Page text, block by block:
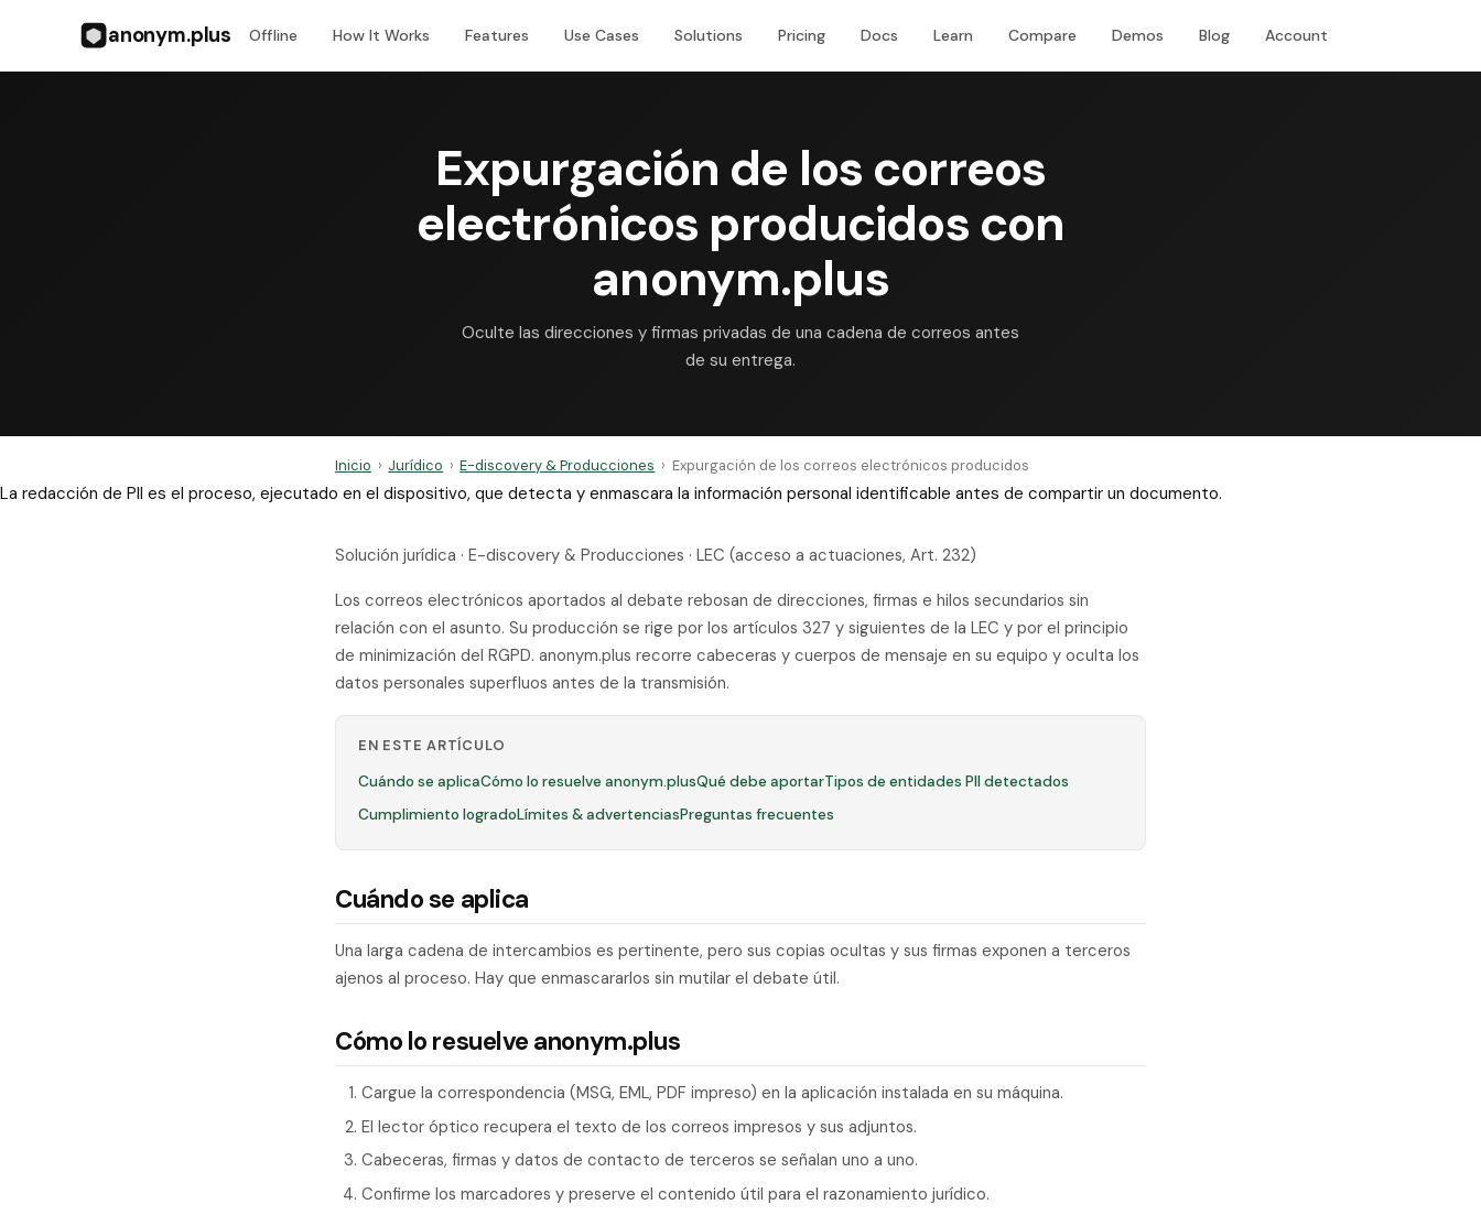
anonym.plus Offline How It Works Features Use Cases Solutions Pricing Docs Learn Compare Demos Blog Account
Expurgación de los correos
electrónicos producidos con
anonym.plus
Oculte las direcciones y firmas privadas de una cadena de correos antes
de su entrega.
Inicio › Jurídico › E-discovery & Producciones › Expurgación de los correos electrónicos producidos
La redacción de PII es el proceso, ejecutado en el dispositivo, que detecta y enmascara la información personal identificable antes de compartir un documento.
Solución jurídica · E-discovery & Producciones · LEC (acceso a actuaciones, Art. 232)
Los correos electrónicos aportados al debate rebosan de direcciones, firmas e hilos secundarios sin
relación con el asunto. Su producción se rige por los artículos 327 y siguientes de la LEC y por el principio
de minimización del RGPD. anonym.plus recorre cabeceras y cuerpos de mensaje en su equipo y oculta los
datos personales superfluos antes de la transmisión.
EN ESTE ARTÍCULO
Cuándo se aplicaCómo lo resuelve anonym.plusQué debe aportarTipos de entidades PII detectados
Cumplimiento logradoLímites & advertenciasPreguntas frecuentes
Cuándo se aplica
Una larga cadena de intercambios es pertinente, pero sus copias ocultas y sus firmas exponen a terceros
ajenos al proceso. Hay que enmascararlos sin mutilar el debate útil.
Cómo lo resuelve anonym.plus
Cargue la correspondencia (MSG, EML, PDF impreso) en la aplicación instalada en su máquina.
El lector óptico recupera el texto de los correos impresos y sus adjuntos.
Cabeceras, firmas y datos de contacto de terceros se señalan uno a uno.
Confirme los marcadores y preserve el contenido útil para el razonamiento jurídico.